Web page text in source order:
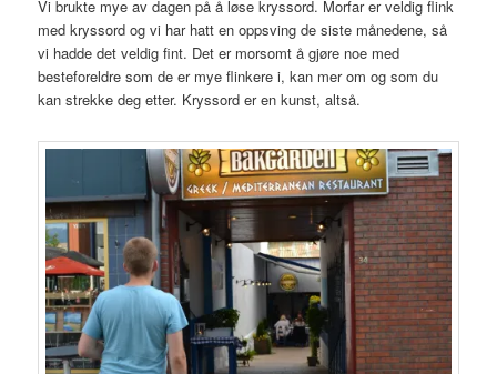
Vi brukte mye av dagen på å løse kryssord. Morfar er veldig flink
med kryssord og vi har hatt en oppsving de siste månedene, så
vi hadde det veldig fint. Det er morsomt å gjøre noe med
besteforeldre som de er mye flinkere i, kan mer om og som du
kan strekke deg etter. Kryssord er en kunst, altså.